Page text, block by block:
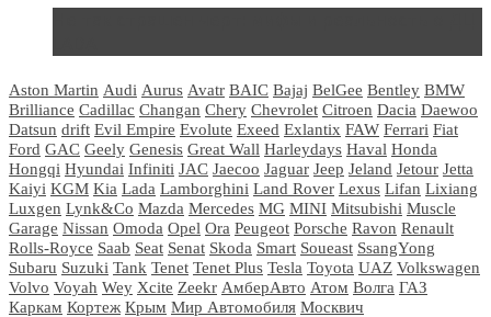
Aston Martin Audi Aurus Avatr BAIC Bajaj BelGee Bentley BMW
Brilliance Cadillac Changan Chery Chevrolet Citroen Dacia Daewoo
Datsun drift Evil Empire Evolute Exeed Exlantix FAW Ferrari Fiat
Ford GAC Geely Genesis Great Wall Harleydays Haval Honda
Hongqi Hyundai Infiniti JAC Jaecoo Jaguar Jeep Jeland Jetour Jetta
Kaiyi KGM Kia Lada Lamborghini Land Rover Lexus Lifan Lixiang
Luxgen Lynk&Co Mazda Mercedes MG MINI Mitsubishi Muscle
Garage Nissan Omoda Opel Ora Peugeot Porsche Ravon Renault
Rolls-Royce Saab Seat Senat Skoda Smart Soueast SsangYong
Subaru Suzuki Tank Tenet Tenet Plus Tesla Toyota UAZ Volkswagen
Volvo Voyah Wey Xcite Zeekr АмберАвто Атом Волга ГАЗ
Каркам Кортеж Крым Мир Автомобиля Москвич